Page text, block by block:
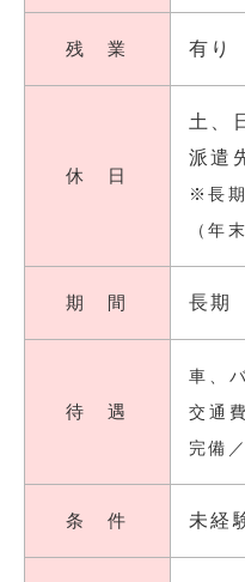
残 業 有り
休 日
土、
派遣
※長期
（年
期 間 長期
待 遇
車、
交通
完備
条 件 未経